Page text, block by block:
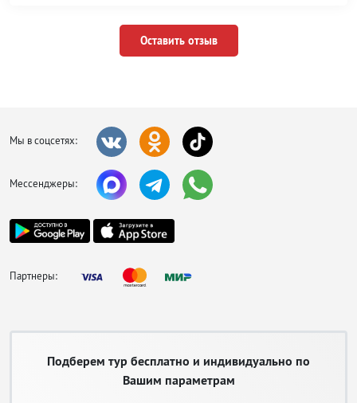
Оставить отзыв
Мы в соцсетях:
Мессенджеры:
Партнеры:
Подберем тур бесплатно и индивидуально по
Вашим параметрам